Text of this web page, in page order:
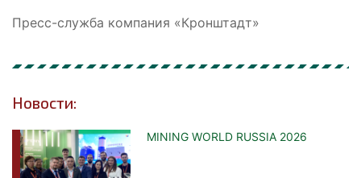
Пресс-служба компания «Кронштадт»
Новости:
MINING WORLD RUSSIA 2026